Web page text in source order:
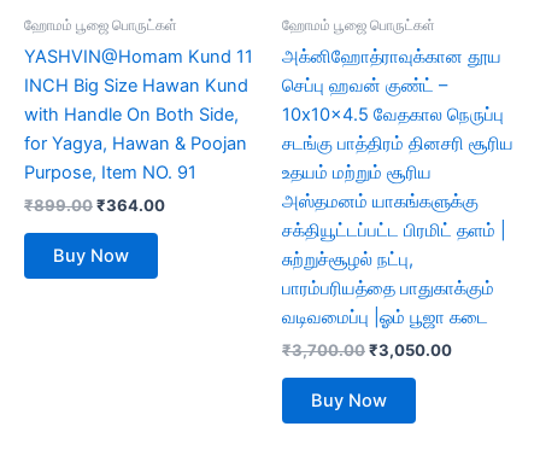
ஹோமம் பூஜை பொருட்கள்
YASHVIN@Homam Kund 11
INCH Big Size Hawan Kund
with Handle On Both Side,
for Yagya, Hawan & Poojan
Purpose, Item NO. 91
₹899.00₹364.00
Buy Now
ஹோமம் பூஜை பொருட்கள்
அக்னிஹோத்ராவுக்கான தூய
செப்பு ஹவன் குண்ட் –
10x10x4.5 வேதகால நெருப்பு
சடங்கு பாத்திரம் தினசரி சூரிய
உதயம் மற்றும் சூரிய
அஸ்தமனம் யாகங்களுக்கு
சக்தியூட்டப்பட்ட பிரமிட் தளம் |
சுற்றுச்சூழல் நட்பு,
பாரம்பரியத்தை பாதுகாக்கும்
வடிவமைப்பு |ஓம் பூஜா கடை
₹3,700.00₹3,050.00
Buy Now